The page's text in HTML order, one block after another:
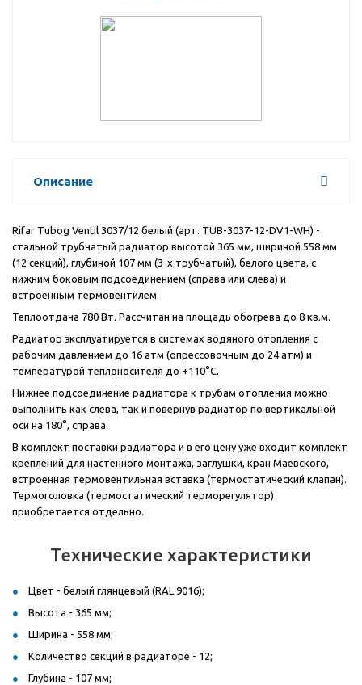
Описание
Rifar Tubog Ventil 3037/12 белый (арт. TUB-3037-12-DV1-WH) -
стальной трубчатый радиатор высотой 365 мм, шириной 558 мм
(12 секций), глубиной 107 мм (3-х трубчатый), белого цвета, с
нижним боковым подсоединением (справа или слева) и
встроенным термовентилем.
Теплоотдача 780 Вт. Рассчитан на площадь обогрева до 8 кв.м.
Радиатор эксплуатируется в системах водяного отопления с
рабочим давлением до 16 атм (опрессовочным до 24 атм) и
температурой теплоносителя до +110°С.
Нижнее подсоединение радиатора к трубам отопления можно
выполнить как слева, так и повернув радиатор по вертикальной
оси на 180°, справа.
В комплект поставки радиатора и в его цену уже входит комплект
креплений для настенного монтажа, заглушки, кран Маевского,
встроенная термовентильная вставка (термостатический клапан).
Термоголовка (термостатический терморегулятор)
приобретается отдельно.
Технические характеристики
Цвет - белый глянцевый (RAL 9016);
Высота - 365 мм;
Ширина - 558 мм;
Количество секций в радиаторе - 12;
Глубина - 107 мм;